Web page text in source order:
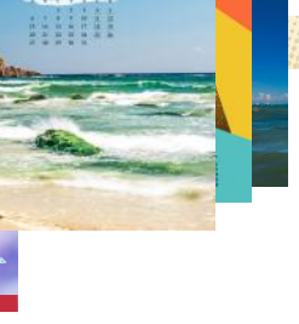
АСТРОЛОГИЯ
Дневен хороскоп за 7
август, петък